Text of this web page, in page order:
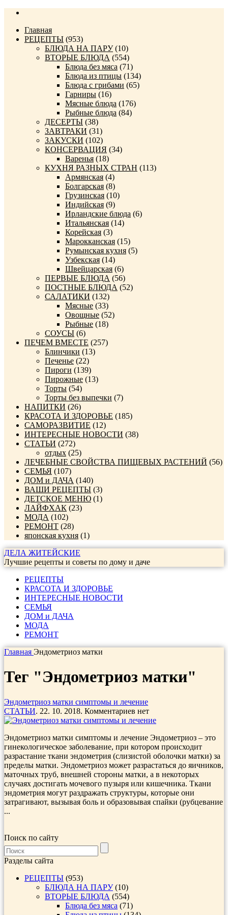
Главная
РЕЦЕПТЫ (953)
БЛЮДА НА ПАРУ(10)
ВТОРЫЕ БЛЮДА (554)
Блюда без мяса (71)
Блюда из птицы (134)
Блюда с грибами (65)
Гарниры (16)
Мясные блюда (176)
Рыбные блюда (84)
ДЕСЕРТЫ (38)
ЗАВТРАКИ (31)
ЗАКУСКИ (102)
КОНСЕРВАЦИЯ (34)
Варенья (18)
КУХНЯ РАЗНЫХ СТРАН (113)
Армянская (4)
Болгарская (8)
Грузинская (10)
Индийская (9)
Ирландские блюда (6)
Итальянская (14)
Корейская (3)
Марокканская (15)
Румынская кухня (5)
Узбекская (14)
Швейцарская (6)
ПЕРВЫЕ БЛЮДА (56)
ПОСТНЫЕ БЛЮДА (52)
САЛАТИКИ (132)
Мясные (33)
Овощные (52)
Рыбные (18)
СОУСЫ (6)
ПЕЧЕМ ВМЕСТЕ (257)
Блинчики (13)
Печенье (22)
Пироги (139)
Пирожные (13)
Торты (54)
Торты без выпечки (7)
НАПИТКИ (26)
КРАСОТА И ЗДОРОВЬЕ (185)
САМОРАЗВИТИЕ (12)
ИНТЕРЕСНЫЕ НОВОСТИ (38)
СТАТЬИ (272)
отдых (25)
ЛЕЧЕБНЫЕ СВОЙСТВА ПИЩЕВЫХ РАСТЕНИЙ (56)
СЕМЬЯ (107)
ДОМ и ДАЧА (140)
ВАШИ РЕЦЕПТЫ (3)
ДЕТСКОЕ МЕНЮ (1)
ЛАЙФХАК (23)
МОДА (102)
РЕМОНТ (28)
японская кухня (1)
ДЕЛА ЖИТЕЙСКИЕ
Лучшие рецепты и советы по дому и даче
РЕЦЕПТЫ
КРАСОТА И ЗДОРОВЬЕ
ИНТЕРЕСНЫЕ НОВОСТИ
СЕМЬЯ
ДОМ и ДАЧА
МОДА
РЕМОНТ
Главная Эндометриоз матки
Тег "Эндометриоз матки"
Эндометриоз матки симптомы и лечение
СТАТЬИ. 22. 10. 2018. Комментариев нет
Эндометриоз матки симптомы и лечение Эндометриоз – это
гинекологическое заболевание, при котором происходит
разрастание ткани эндометрия (слизистой оболочки матки) за
пределы матки. Эндометриоз может разрастаться до яичников,
маточных труб, внешней стороны матки, а в некоторых
случаях достигать мочевого пузыря или кишечника. Ткани
эндометрия могут раздражать структуры, которые они
затрагивают, вызывая боль и образовывая спайки (рубцевание
...
Поиск по сайту
Разделы сайта
РЕЦЕПТЫ (953)
БЛЮДА НА ПАРУ(10)
ВТОРЫЕ БЛЮДА (554)
Блюда без мяса (71)